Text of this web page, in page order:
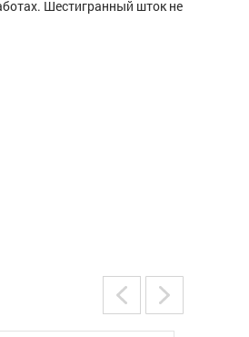
Шестигранный шток не